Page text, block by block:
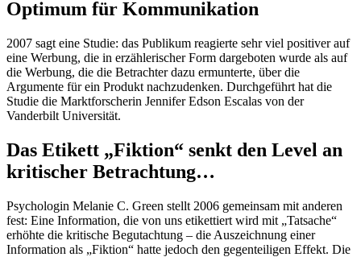
Optimum für Kommunikation
2007 sagt eine Studie: das Publikum reagierte sehr viel positiver auf
eine Werbung, die in erzählerischer Form dargeboten wurde als auf
die Werbung, die die Betrachter dazu ermunterte, über die
Argumente für ein Produkt nachzudenken. Durchgeführt hat die
Studie die Marktforscherin Jennifer Edson Escalas von der
Vanderbilt Universität.
Das Etikett „Fiktion“ senkt den Level an
kritischer Betrachtung…
Psychologin Melanie C. Green stellt 2006 gemeinsam mit anderen
fest: Eine Information, die von uns etikettiert wird mit „Tatsache“
erhöhte die kritische Begutachtung – die Auszeichnung einer
Information als „Fiktion“ hatte jedoch den gegenteiligen Effekt. Die